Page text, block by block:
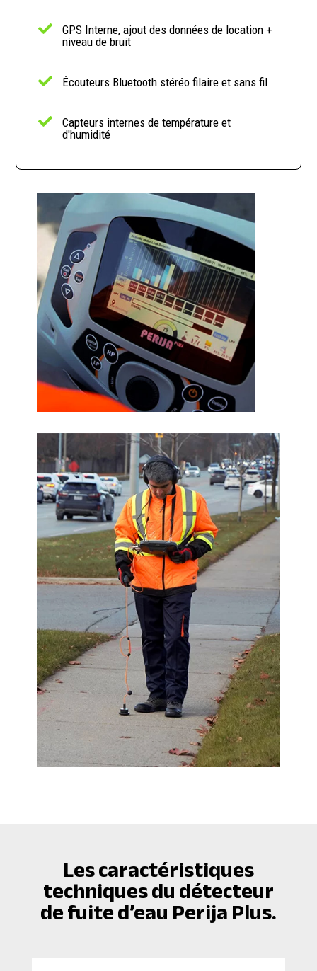

GPS Interne, ajout des données de location +
niveau de bruit
 Écouteurs Bluetooth stéréo filaire et sans fil

Capteurs internes de température et
d'humidité
Les caractéristiques
techniques du détecteur
de fuite d’eau Perija Plus.